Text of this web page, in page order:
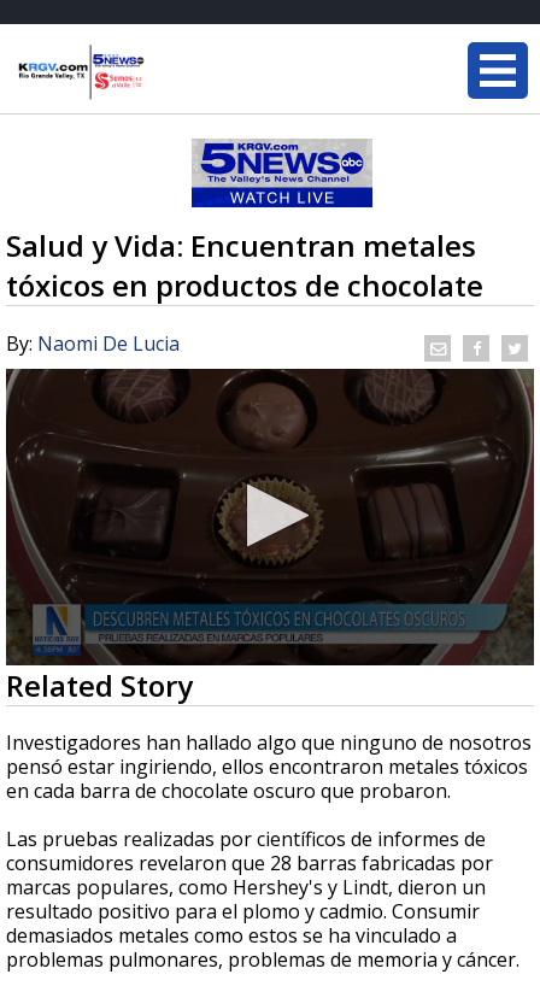
Salud y Vida: Encuentran metales
tóxicos en productos de chocolate
By: Naomi De Lucia
0
seconds
of
2
minutes,
10
seconds
Related Story
Investigadores han hallado algo que ninguno de nosotros
pensó estar ingiriendo, ellos encontraron metales tóxicos
en cada barra de chocolate oscuro que probaron.
Las pruebas realizadas por científicos de informes de
consumidores revelaron que 28 barras fabricadas por
marcas populares, como Hershey's y Lindt, dieron un
resultado positivo para el plomo y cadmio. Consumir
demasiados metales como estos se ha vinculado a
problemas pulmonares, problemas de memoria y cáncer.